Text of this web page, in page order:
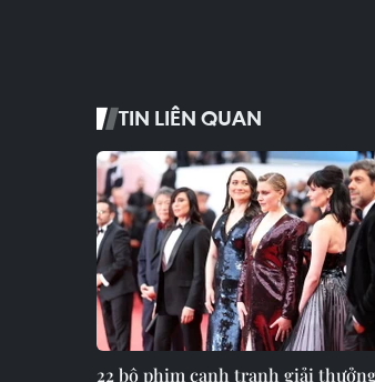
TIN LIÊN QUAN
22 bộ phim cạnh tranh giải